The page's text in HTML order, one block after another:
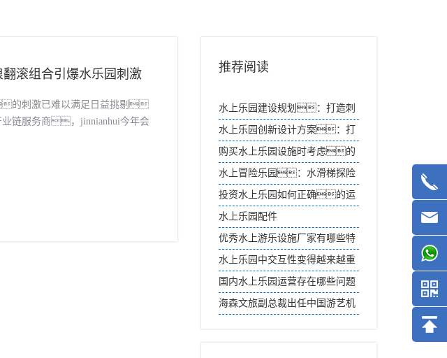
滚组合引爆水乐园刺激
的刺激已难以满足日益挑剔
链服务商，jinnianhui今年会
推荐阅读
水上乐园建设规划：打造刺
激与乐趣兼具的水上天堂
水上乐园创新设计方案：打
造刺激与乐趣兼具的亲水空
间
购买水上乐园设施时考虑的
因素有哪些？
水上冒险乐园：水滑梯探险
之旅
投资水上乐园如何正确的运
营
水上乐园配件
优秀水上游乐设施厂家有哪些特
点？
水上乐园中交互性变得越来越重
要
国内水上乐园运营存在哪些问题
海森文旅副总裁出任中国游艺机